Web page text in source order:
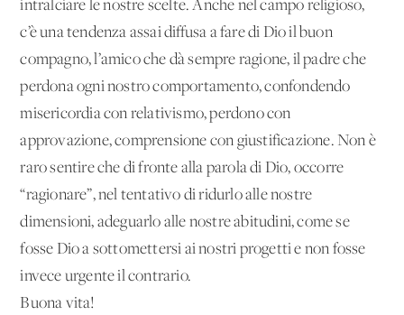
intralciare le nostre scelte. Anche nel campo religioso,
c’è una tendenza assai diffusa a fare di Dio il buon
compagno, l’amico che dà sempre ragione, il padre che
perdona ogni nostro comportamento, confondendo
misericordia con relativismo, perdono con
approvazione, comprensione con giustificazione. Non è
raro sentire che di fronte alla parola di Dio, occorre
“ragionare”, nel tentativo di ridurlo alle nostre
dimensioni, adeguarlo alle nostre abitudini, come se
fosse Dio a sottomettersi ai nostri progetti e non fosse
invece urgente il contrario.
Buona vita!